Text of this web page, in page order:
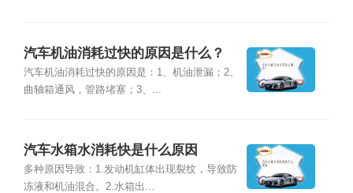
汽车机油消耗过快的原因是什么？
汽车机油消耗过快的原因是：1、机油泄漏；2、
曲轴箱通风，管路堵塞；3、...
汽车水箱水消耗快是什么原因
多种原因导致：1.发动机缸体出现裂纹，导致防
冻液和机油混合。2.水箱出...